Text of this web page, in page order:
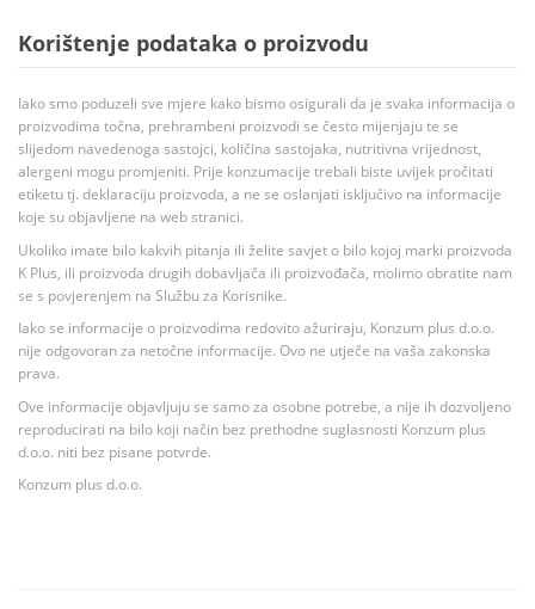
Korištenje podataka o proizvodu
Iako smo poduzeli sve mjere kako bismo osigurali da je svaka informacija o
proizvodima točna, prehrambeni proizvodi se često mijenjaju te se
slijedom navedenoga sastojci, količina sastojaka, nutritivna vrijednost,
alergeni mogu promjeniti. Prije konzumacije trebali biste uvijek pročitati
etiketu tj. deklaraciju proizvoda, a ne se oslanjati isključivo na informacije
koje su objavljene na web stranici.
Ukoliko imate bilo kakvih pitanja ili želite savjet o bilo kojoj marki proizvoda
K Plus, ili proizvoda drugih dobavljača ili proizvođača, molimo obratite nam
se s povjerenjem na Službu za Korisnike.
Iako se informacije o proizvodima redovito ažuriraju, Konzum plus d.o.o.
nije odgovoran za netočne informacije. Ovo ne utječe na vaša zakonska
prava.
Ove informacije objavljuju se samo za osobne potrebe, a nije ih dozvoljeno
reproducirati na bilo koji način bez prethodne suglasnosti Konzum plus
d.o.o. niti bez pisane potvrde.
Konzum plus d.o.o.